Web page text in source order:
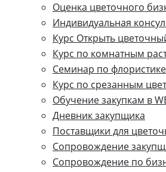
Оценка цветочного
Индивидуальная
Курс Открыть
Курс по комнатным
Семинар по флористике
Курс по срезанным
Обучение закупкам в
Дневник закупщика
Поставщики для
Сопровождение
Cопровождение по